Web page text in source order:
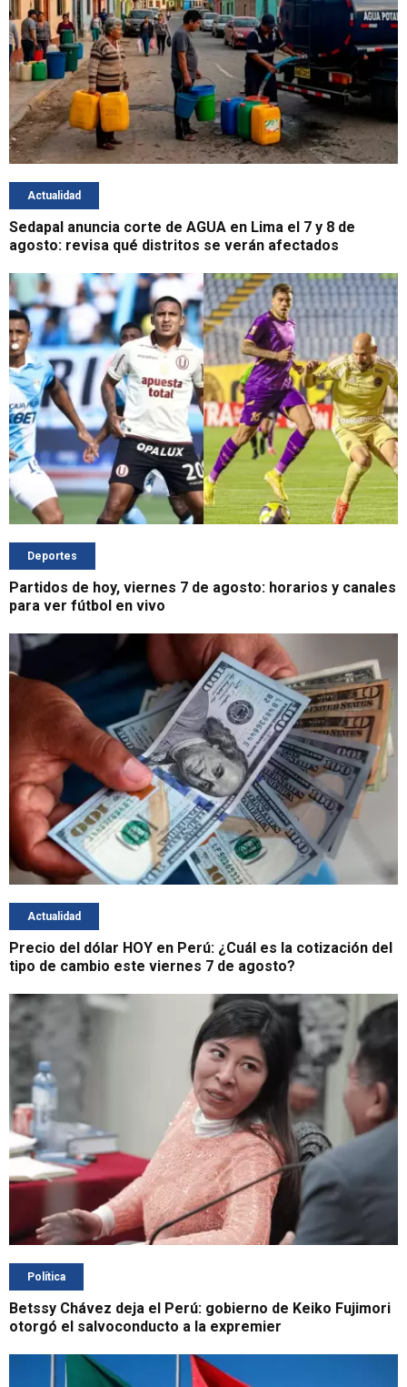
Actualidad
Sedapal anuncia corte de AGUA en Lima el 7 y 8 de
agosto: revisa qué distritos se verán afectados
Deportes
Partidos de hoy, viernes 7 de agosto: horarios y canales
para ver fútbol en vivo
Actualidad
Precio del dólar HOY en Perú: ¿Cuál es la cotización del
tipo de cambio este viernes 7 de agosto?
Política
Betssy Chávez deja el Perú: gobierno de Keiko Fujimori
otorgó el salvoconducto a la expremier